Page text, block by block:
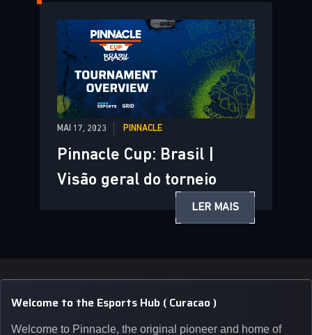
MAI 17, 2023 PINNACLE
Pinnacle Cup: Brasil |
Visão geral do torneio
LER MAIS
Welcome to the Esports Hub ( Curacao )
Welcome to Pinnacle, the original pioneer and home of